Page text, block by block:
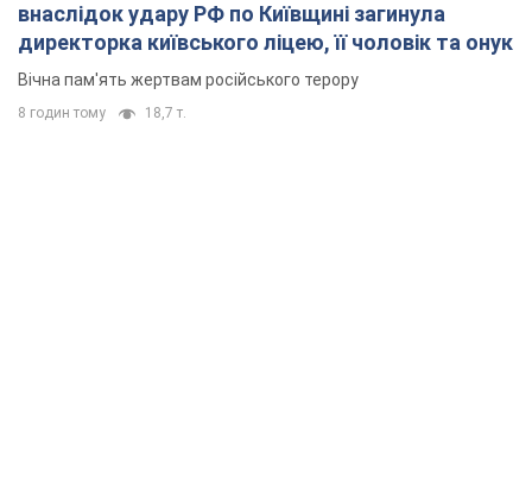
внаслідок удару РФ по Київщині загинула
директорка київського ліцею, її чоловік та онук
Вічна пам'ять жертвам російського терору
8 годин тому 18,7 т.